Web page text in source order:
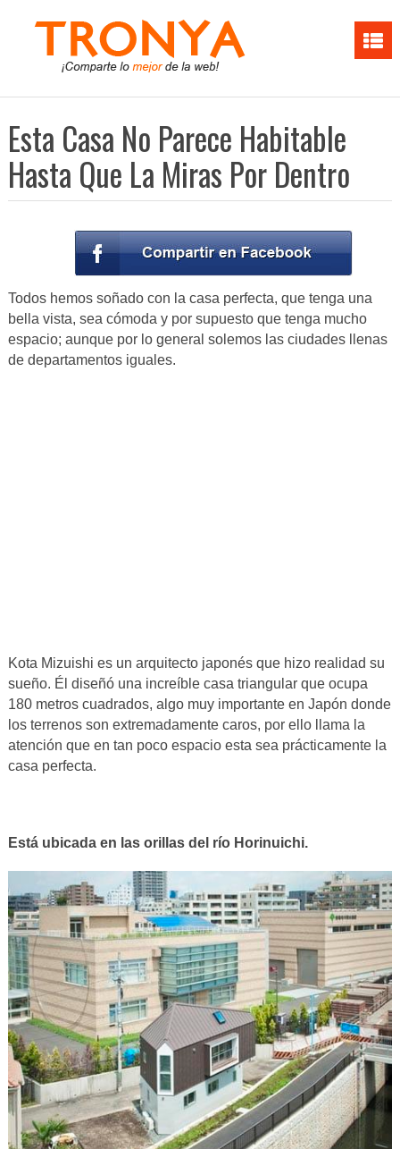
Esta Casa No Parece Habitable
Hasta Que La Miras Por Dentro
Todos hemos soñado con la casa perfecta, que tenga una
bella vista, sea cómoda y por supuesto que tenga mucho
espacio; aunque por lo general solemos las ciudades llenas
de departamentos iguales.
Kota Mizuishi es un arquitecto japonés que hizo realidad su
sueño. Él diseñó una increíble casa triangular que ocupa
180 metros cuadrados, algo muy importante en Japón donde
los terrenos son extremadamente caros, por ello llama la
atención que en tan poco espacio esta sea prácticamente la
casa perfecta.
Está ubicada en las orillas del río Horinuichi.